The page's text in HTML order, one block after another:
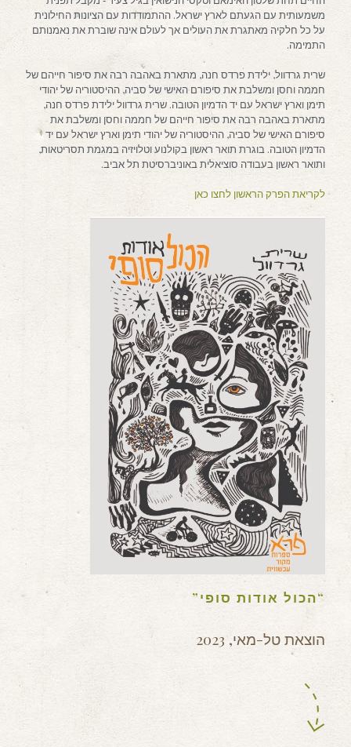
משמעותית עם הגעתם לארץ ישראל. ההתמודדות עם הציונות החילונית
על כל חלקיה מאתגרת את העולים אך לעולם אינה שוברת את נאמנותם
התמימה.
שרית גרדוול, ילידת פרדס חנה, מתארת באהבה רבה את סיפור חייהם של
חממה וחסן ומשלבת את סיפורם האישי של סביה, ההיסטוריה של יהודי
תימן וארץ ישראל עם יד הדמיון הטובה. שרית גרדוול ילידת פרדס חנה,
מתארת באהבה רבה את סיפור חייהם של חממה וחסן ומשלבת את
סיפורם האישי של סביה, ההיסטוריה של יהודי תימן וארץ ישראל עם יד
הדמיון הטובה. בוגרת תואר ראשון בקולנוע וטלויזיה במגמת תסריטאות,
ותואר ראשון בעבודה סוציאלית באוניברסיטת תל אביב.
לקריאת הפרק הראשון לחצו כאן
“הכול אודות סופי”
הוצאת טל-מאי, 2023